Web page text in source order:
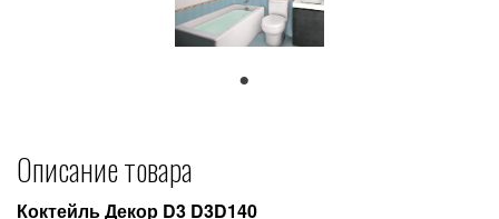
Описание товара
Коктейль Декор D3 D3D140